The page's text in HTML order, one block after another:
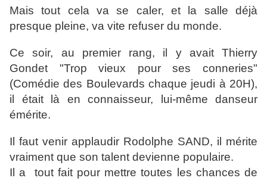
Mais tout cela va se caler, et la salle déjà
presque pleine, va vite refuser du monde.
Ce soir, au premier rang, il y avait Thierry
Gondet "Trop vieux pour ses conneries"
(Comédie des Boulevards chaque jeudi à 20H),
il était là en connaisseur, lui-même danseur
émérite.
Il faut venir applaudir Rodolphe SAND, il mérite
vraiment que son talent devienne populaire.
Il a tout fait pour mettre toutes les chances de